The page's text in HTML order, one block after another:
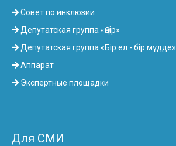
Совет по инклюзии
Депутатская группа «Өңір»
Депутатская группа «Бір ел - бір мүдде»
Аппарат
Экспертные площадки
Для СМИ